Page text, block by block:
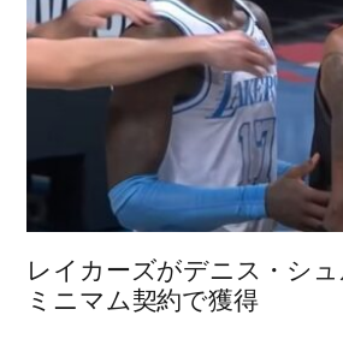
レイカーズがデニス・シ
ミニマム契約で獲得